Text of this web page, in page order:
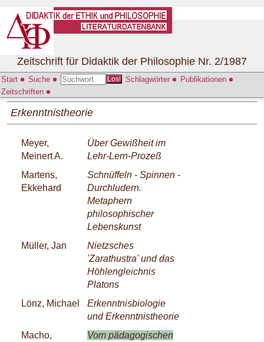
Start Suche Los! Schlagwörter
Publikationen
Zeitschriften
Zeitschrift für Didaktik der Philosophie Nr. 2/1987
Erkenntnistheorie
Meyer,
Meinert A.
Über Gewißheit im
Lehr-Lern-Prozeß
Martens,
Ekkehard
Schnüffeln - Spinnen -
Durchludern.
Metaphern
philosophischer
Lebenskunst
Müller, Jan
Nietzsches
'Zarathustra' und das
Höhlengleichnis
Platons
Lönz, Michael
Erkenntnisbiologie
und Erkenntnistheorie
Macho,
Vom pädagogischen